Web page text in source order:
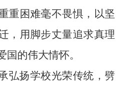
重困难毫不畏惧，以坚
，用脚步丈量追求真理
国的伟大情怀。
弘扬学校光荣传统，劈